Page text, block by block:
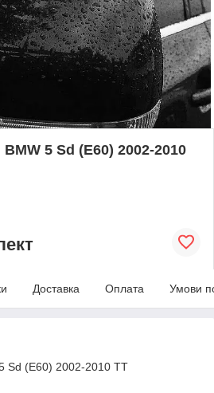
5 Sd (E60) 2002-2010
Доставка Оплата Умови
Sd (E60) 2002-2010 TT